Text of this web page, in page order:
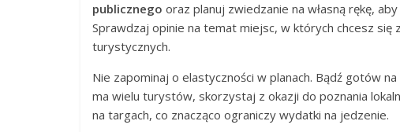
publicznego oraz planuj zwiedzanie na własną rękę,
Sprawdzaj opinie na temat miejsc, w których chcesz się
turystycznych.
Nie zapominaj o elastyczności w planach. Bądź gotów
ma wielu turystów, skorzystaj z okazji do poznania
na targach, co znacząco ograniczy wydatki na jedzenie.